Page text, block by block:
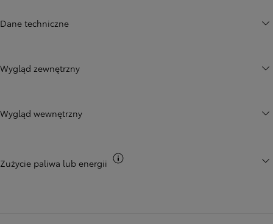
Dane techniczne
Wygląd zewnętrzny
Wygląd wewnętrzny
Zużycie paliwa lub energii